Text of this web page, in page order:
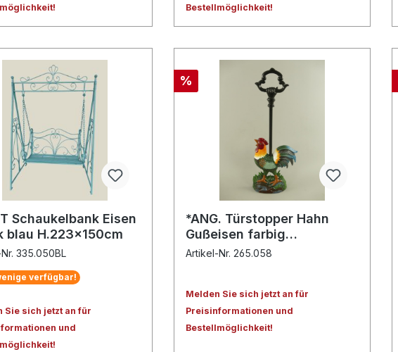
Bestellmöglichkeit!
Schaukelbank Eisen
blau H.223x150cm
335.050BL
verfügbar!
Sie sich jetzt an für
und
%
*ANG. Türstopper Hahn
Gußeisen farbig
H.46x18cm
Artikel-Nr. 265.058
Melden Sie sich jetzt an für
Preisinformationen und
Bestellmöglichkeit!